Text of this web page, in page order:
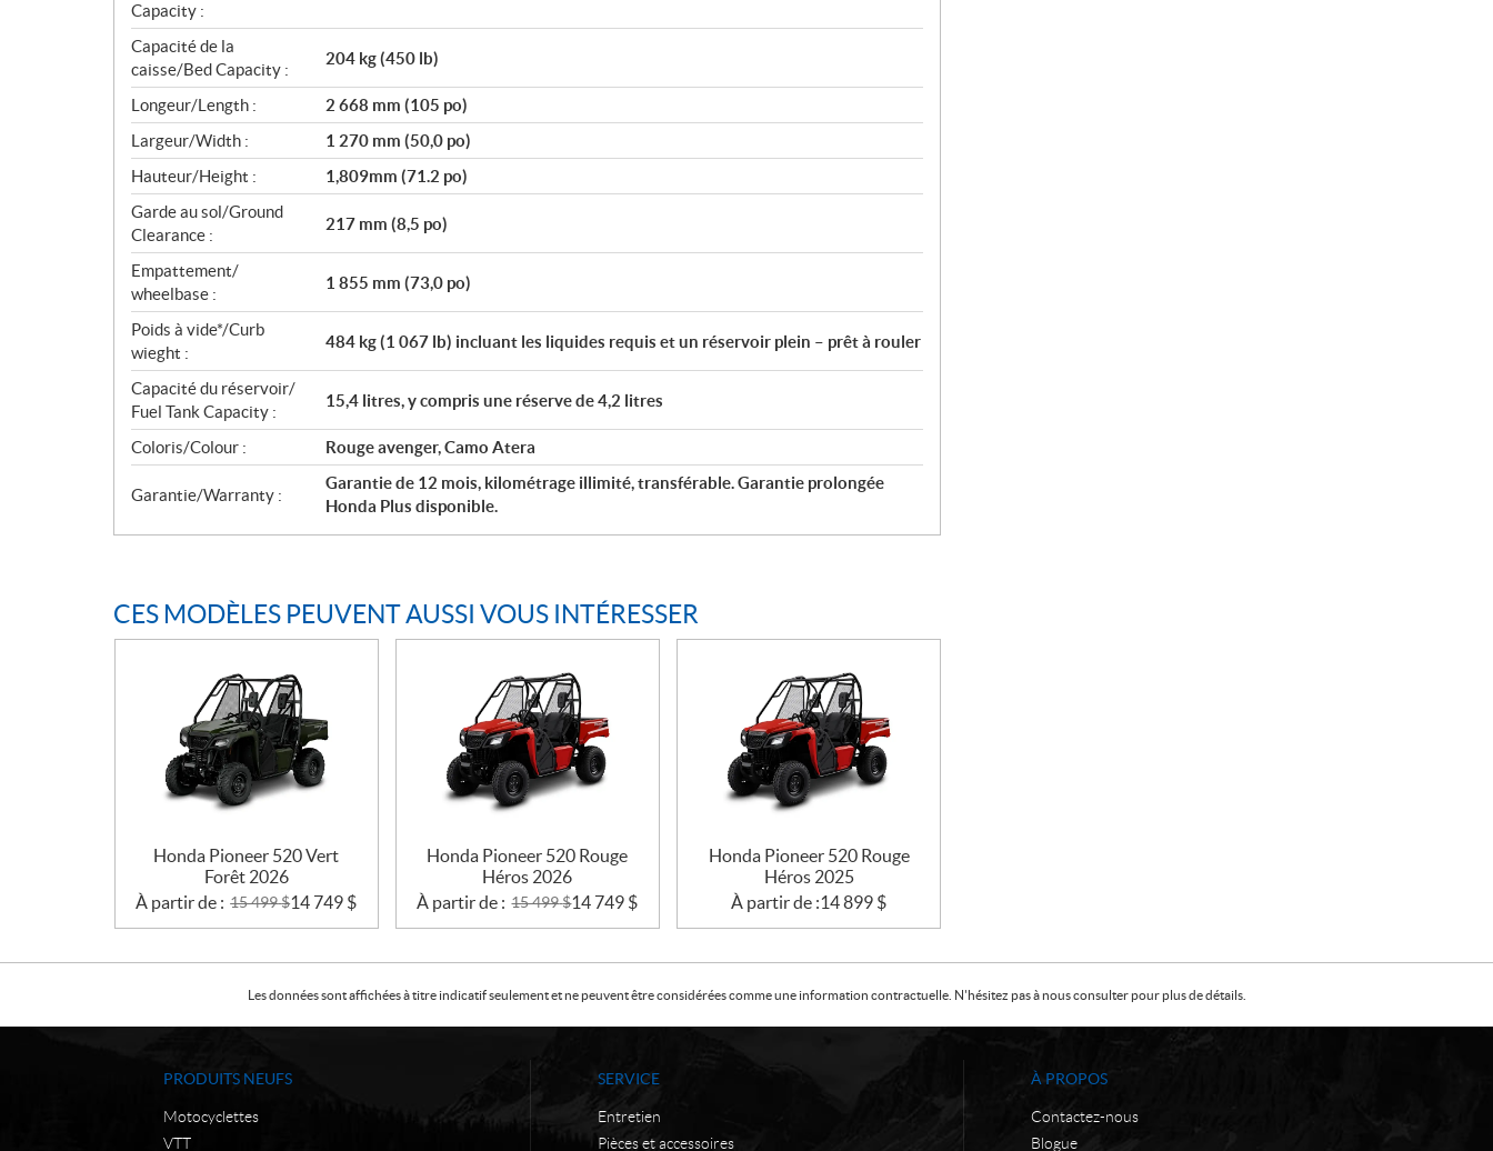
Capacity :
Capacité de la
caisse/Bed Capacity :
204 kg (450 lb)
Longeur/Length :
2 668 mm (105 po)
Largeur/Width :
1 270 mm (50,0 po)
Hauteur/Height :
1,809mm (71.2 po)
Garde au sol/Ground
Clearance :
217 mm (8,5 po)
Empattement/
wheelbase :
1 855 mm (73,0 po)
Poids à vide*/Curb
wieght :
484 kg (1 067 lb) incluant les liquides requis et un réservoir plein – prêt à rouler
Capacité du réservoir/
Fuel Tank Capacity :
15,4 litres, y compris une réserve de 4,2 litres
Coloris/Colour : Rouge avenger, Camo Atera
Garantie/Warranty :
Garantie de 12 mois, kilométrage illimité, transférable. Garantie prolongée
Honda Plus disponible.
CES MODÈLES PEUVENT AUSSI VOUS INTÉRESSER
Honda Pioneer 520 Vert
Forêt 2026
À partir de : 15 499$14 749 $
Honda Pioneer 520 Rouge
Héros 2026
À partir de : 15 499$14 749 $
Honda Pioneer 520 Rouge
Héros 2025
À partir de :14 899 $
Les données sont affichées à titre indicatif seulement et ne peuvent être considérées comme une information contractuelle. N'hésitez pas à nous consulter pour plus de détails.
PRODUITS NEUFS
Motocyclettes
VTT
SERVICE
Entretien
Pièces et accessoires
À PROPOS
Contactez-nous
Blogue